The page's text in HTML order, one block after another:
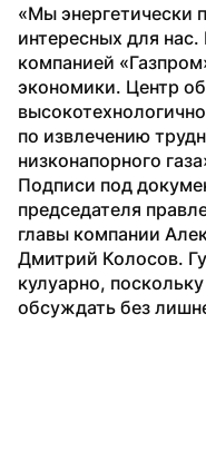
«Мы энергетически
интересных для
компанией
экономики. Центр
по извлечению
низконапорного
Подписи под
председателя
главы компании
Дмитрий Колосов.
кулуарно,
обсуждать без